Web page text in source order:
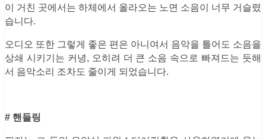
이 거친 곳에서는 하체에서 올라오는 노면 소음이 너무 거슬렸
습니다.
오디오 또한 그렇게 좋은 편은 아니여서 음악을 틀어도 소음을
상쇄 시키기는 커녕, 오히려 더 큰 소음 속으로 빠져드는 듯해
서 음악소리 조차도 줄이게 되었습니다.
# 핸들링